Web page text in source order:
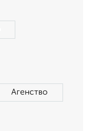
Агенство